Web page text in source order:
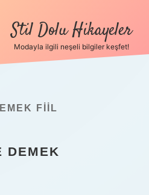
Stil Dolu Hikayeler
Modayla ilgili neşeli bilgiler keşfet!
FIIL
DEMEK